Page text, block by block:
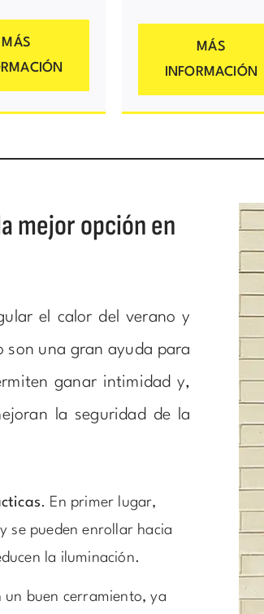
MÁS
MÁS
INFORMACIÓN
mejor opción en
el calor del verano y
son una gran ayuda para
ganar intimidad y,
la seguridad de la
. En primer lugar,
se pueden enrollar hacia
la iluminación.
un buen cerramiento, ya